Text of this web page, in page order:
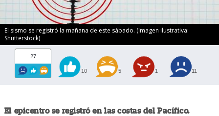
El sismo se registró la mañana de este sábado. (Imagen ilustrativa:
Shutterstock)
27
10 5 1 11
El epicentro se registró en las costas del Pacífico.